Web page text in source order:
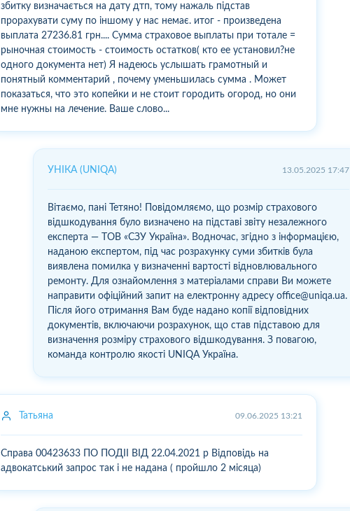
збитку визначається на дату дтп, тому нажаль підстав
прорахувати суму по іншому у нас немає. итог - произведена
выплата 27236.81 грн.... Сумма страховое выплаты при тотале =
рыночная стоимость - стоимость остатков( кто ее установил?не
одного документа нет) Я надеюсь услышать грамотный и
понятный комментарий , почему уменьшилась сумма . Может
показаться, что это копейки и не стоит городить огород, но они
мне нужны на лечение. Ваше слово...
УНІКА (UNIQA) 13.05.2025 17:47
Вітаємо, пані Тетяно! Повідомляємо, що розмір страхового
відшкодування було визначено на підставі звіту незалежного
експерта — ТОВ «СЗУ Україна». Водночас, згідно з інформацією,
наданою експертом, під час розрахунку суми збитків була
виявлена помилка у визначенні вартості відновлювального
ремонту. Для ознайомлення з матеріалами справи Ви можете
направити офіційний запит на електронну адресу office@uniqa.ua.
Після його отримання Вам буде надано копії відповідних
документів, включаючи розрахунок, що став підставою для
визначення розміру страхового відшкодування. З повагою,
команда контролю якості UNIQA Україна.
Татьяна 09.06.2025 13:21
Справа 00423633 ПО ПОДІІ ВІД 22.04.2021 р Відповідь на
адвокатський запрос так і не надана ( пройшло 2 місяца)